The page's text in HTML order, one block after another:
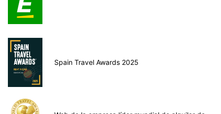
Spain Travel Awards 2025